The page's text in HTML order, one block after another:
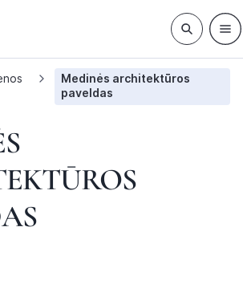
Medinės architektūros
paveldas